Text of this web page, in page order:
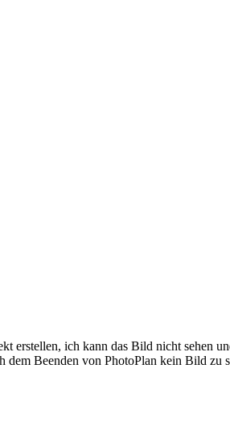
erstellen, ich kann das Bild nicht sehen
Beenden von PhotoPlan kein Bild zu